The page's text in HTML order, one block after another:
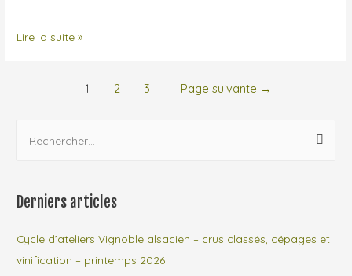
Les
Lire la suite »
Pagination
publications
1 2 3 Page suivante →
h
r
c
Derniers articles
Cycle d’ateliers Vignoble alsacien – crus classés, cépages et
vinification – printemps 2026